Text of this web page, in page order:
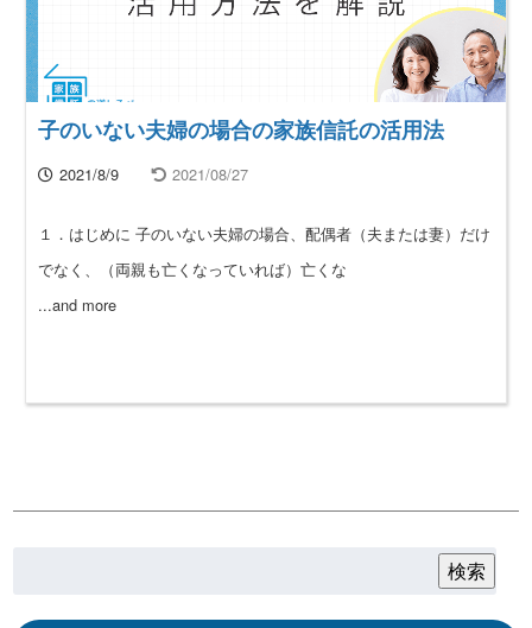
子のいない夫婦の場合の家族信託の活用法
2021/8/9 2021/08/27
１．はじめに 子のいない夫婦の場合、配偶者（夫または妻）だけ
でなく、（両親も亡くなっていれば）亡くな
...and more
検索